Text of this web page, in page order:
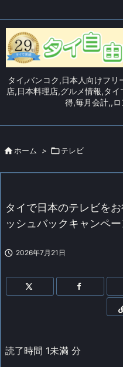
タイ,バンコク,日本人向けフ
店,日本料理店,グルメ情報,タ
得,毎月会計,,
 ホーム > テレビ
タイで日本のテレビを
ッシュバックキャンペー
 2026年7月21日
読了時間 1未満 分